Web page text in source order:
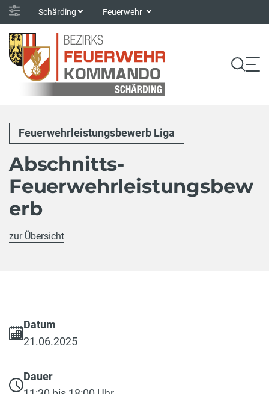
Schärding Feuerwehr
Feuerwehrleistungsbewerb Liga
Abschnitts-
Feuerwehrleistungsbew
erb
zur Übersicht
Datum
21.06.2025
Dauer